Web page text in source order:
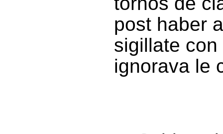
post haber
sigillate
ignorava le